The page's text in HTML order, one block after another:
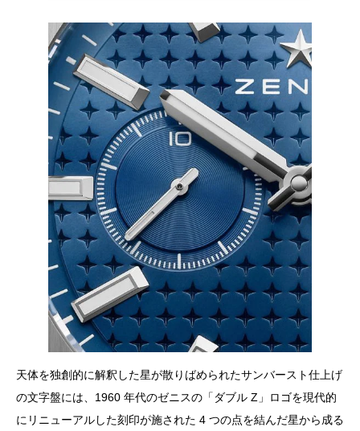
天体を独創的に解釈した星が散りばめられたサンバースト仕上げ
の文字盤には、1960 年代のゼニスの「ダブル Z」ロゴを現代的
にリニューアルした刻印が施された 4 つの点を結んだ星から成る